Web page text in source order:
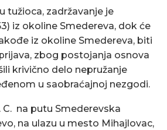
tužioca, zadržavanje je
iz okoline Smedereva, dok će
iz okoline Smedereva, biti
zbog postojanja osnova
krivično delo nepružanje
u saobraćajnoj nezgodi.
C. na putu Smederevska
na ulazu u mesto Mihajlovac,